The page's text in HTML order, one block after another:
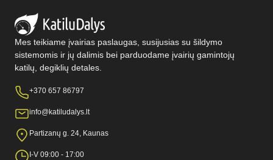
Mes teikiame įvairias paslaugas, susijusias su šildymo
sistemomis ir jų dalimis bei parduodame įvairių gamintojų
katilų, degiklių detales.
+370 657 86797
info@katiludalys.lt
Partizanų g. 24, Kaunas
I-V 09:00 - 17:00